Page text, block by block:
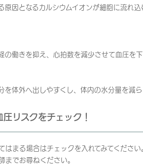
原因となるカルシウムイオンが細胞に流れ
の働きを抑え、心拍数を減少させて血圧を下
を体外へ出しやすくし、体内の水分量を減ら
リスクをチェック！
はまる場合はチェックを入れてみてくださ
までお尋ねください。